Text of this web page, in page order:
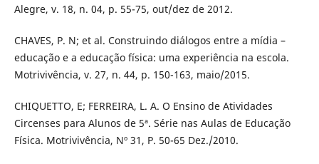
Alegre, v. 18, n. 04, p. 55-75, out/dez de 2012.
CHAVES, P. N; et al. Construindo diálogos entre a mídia –
educação e a educação física: uma experiência na escola.
Motrivivência, v. 27, n. 44, p. 150-163, maio/2015.
CHIQUETTO, E; FERREIRA, L. A. O Ensino de Atividades
Circenses para Alunos de 5ª. Série nas Aulas de Educação
Física. Motrivivência, Nº 31, P. 50-65 Dez./2010.